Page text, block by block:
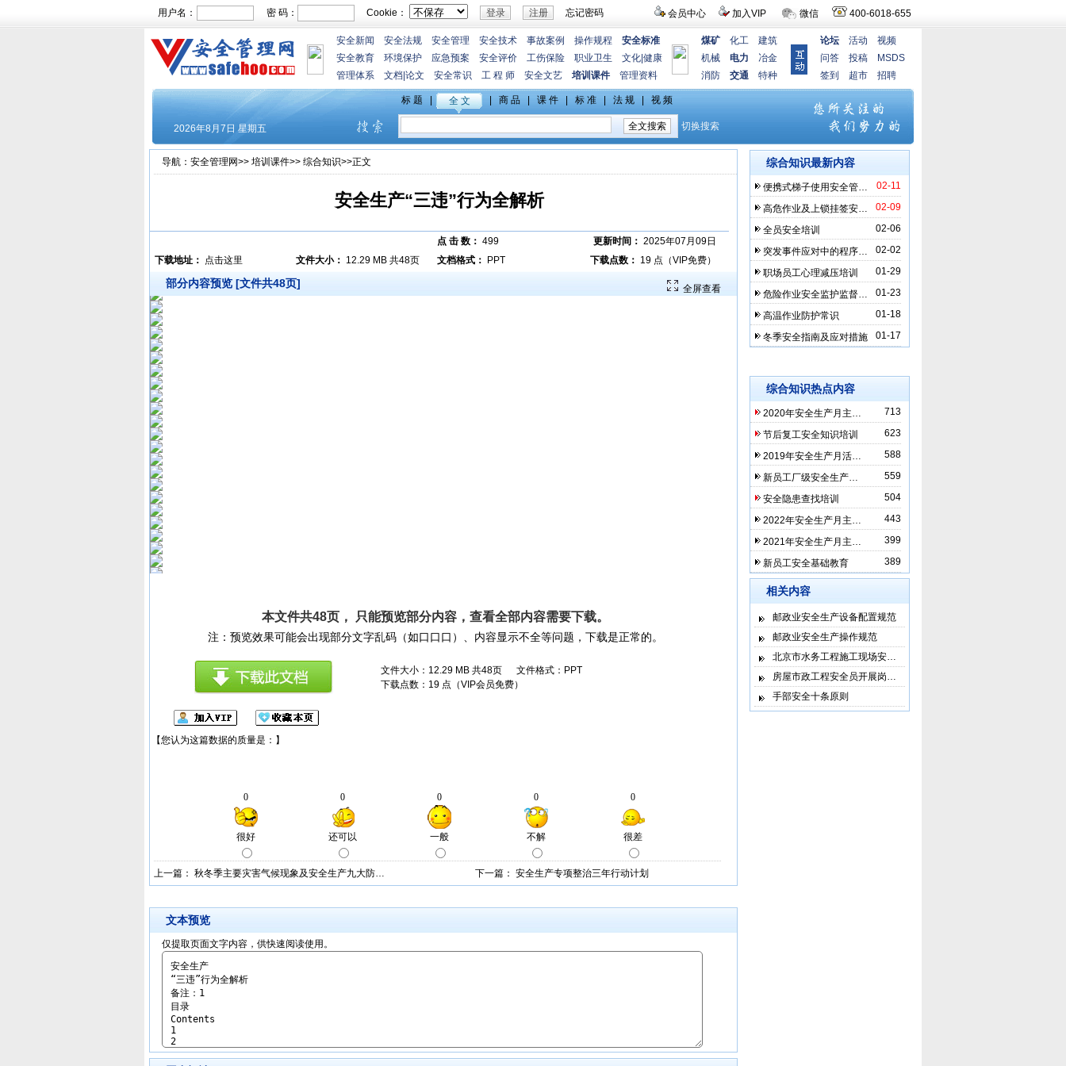
会员中心 加入VIP 微信 400-6018-655
用户名： 密 码： Cookie： 忘记密码
安全新闻 安全法规 安全管理 安全技术 事故案例 操作规程
安全标准
安全教育
环境保护 应急预案 安全评价 工伤保险 职业卫生 文化 健康
管理体系
文档 论文 安全常识 工 程 师 安全文艺 培训课件 管理资料
煤矿 化工
建筑
机械
电力
冶金
消防
交通 特种
论坛 活动
视频
问答
投稿
MSDS
签到
超市 招聘
导航： 安全管理网>> 培训课件>> 综合知识>>正文
安全生产“三违”行为全解析
点 击 数： 499 更新时间： 2025年07月09日
下载地址：
点击这里 文件大小： 12.29 MB 共48页 文档格式： PPT 下载点数： 19 点（VIP免费）
全屏查看
部分内容预览 [文件共48页]
本文件共48页， 只能预览部分内容，查看全部内容需要下载。
注：预览效果可能会出现部分文字乱码（如口口口）、内容显示不全等问题，下载是正常的。
文件大小：12.29 MB 共48页 文件格式：PPT
下载点数：19 点（VIP会员免费）
下一篇：安全生产专项整治三年行动计划
上一篇： 秋冬季主要灾害气候现象及安全生产九大防…
文本预览
仅提取页面文字内容，供快速阅读使用。
综合知识最新内容
02-11
便携式梯子使用安全管…
02-09
高危作业及上锁挂签安…
02-06
全员安全培训
02-02
突发事件应对中的程序…
01-29
职场员工心理减压培训
01-23
危险作业安全监护监督…
01-18
高温作业防护常识
01-17
冬季安全指南及应对措施
综合知识热点内容
713
2020年安全生产月主…
623
节后复工安全知识培训
588
2019年安全生产月活…
559
新员工厂级安全生产…
504
安全隐患查找培训
443
2022年安全生产月主…
399
2021年安全生产月主…
389
新员工安全基础教育
相关内容
邮政业安全生产设备配置规范
邮政业安全生产操作规范
北京市水务工程施工现场安…
房屋市政工程安全员开展岗…
手部安全十条原则